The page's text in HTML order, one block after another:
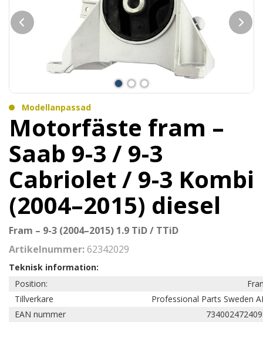
Modellanpassad
Motorfäste fram –
Saab 9-3 / 9-3
Cabriolet / 9-3 Kombi
(2004–2015) diesel
Fram – 9-3 (2004–2015) 1.9 TiD / TTiD
Artikelnummer:62342029
Teknisk information:
Position:
Tillverkare
Professional Parts Sweden
EAN nummer